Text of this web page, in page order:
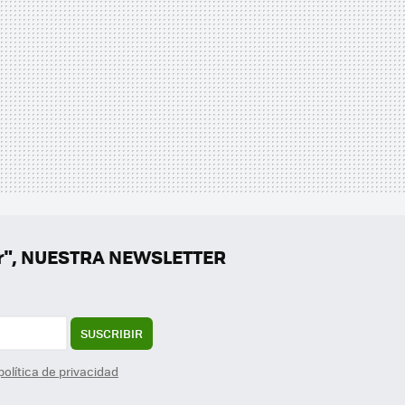
NEWSLETTER
SUSCRIBIR
de privacidad